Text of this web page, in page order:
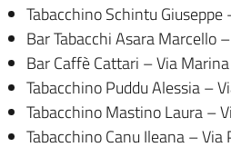
Tabacchino Schintu
Bar Tabacchi Asara Marcello
Bar Caffè Cattari – Via
Tabacchino Puddu Alessia –
Tabacchino Mastino Laura –
Tabacchino Canu Ileana – Via